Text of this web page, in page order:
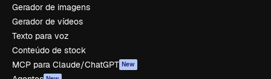
Gerador de imagens
Gerador de vídeos
Texto para voz
Conteúdo de stock
MCP para Claude/ChatGPT New